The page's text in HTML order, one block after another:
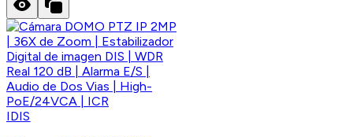
IDIS